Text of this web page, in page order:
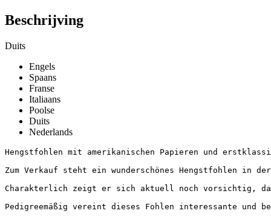
Beschrijving
Duits
Engels
Spaans
Franse
Italiaans
Poolse
Duits
Nederlands
Hengstfohlen mit amerikanischen Papieren und
Zum Verkauf steht ein wunderschönes Hengstfohlen in
Charakterlich zeigt er sich aktuell noch vorsichtig,
Pedigreemäßig vereint dieses Fohlen interessante und